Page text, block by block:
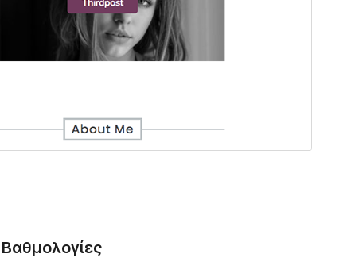
Βαθμολογίες